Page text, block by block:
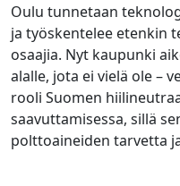
Oulu tunnetaan
ja työskentelee etenkin
osaajia. Nyt kaupunki
alalle, jota ei vielä ole –
rooli Suomen
saavuttamisessa, sillä
polttoaineiden tarvetta